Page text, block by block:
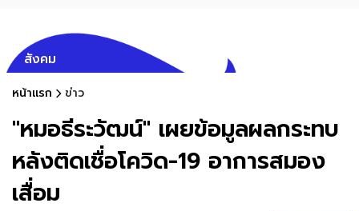
สังคม
หน้าแรก ข่าว
"หมอธีระวัฒน์" เผยข้อมูลผลกระทบ
หลังติดเชื่อโควิด-19 อาการสมอง
เสื่อม